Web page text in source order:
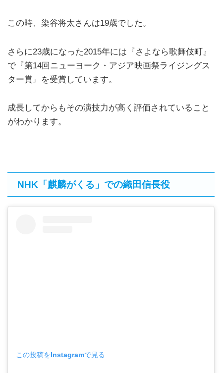
この時、染谷将太さんは19歳でした。
さらに23歳になった2015年には『さよなら歌舞伎町』
で『第14回ニューヨーク・アジア映画祭ライジングス
ター賞』を受賞しています。
成長してからもその演技力が高く評価されていること
がわかります。
NHK「麒麟がくる」での織田信長役
この投稿をInstagramで見る